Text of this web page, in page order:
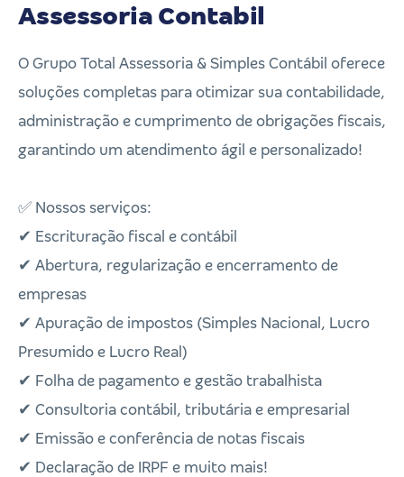
Assessoria Contabil
O Grupo Total Assessoria & Simples Contábil oferece
soluções completas para otimizar sua contabilidade,
administração e cumprimento de obrigações fiscais,
garantindo um atendimento ágil e personalizado!
✅ Nossos serviços:
✔ Escrituração fiscal e contábil
✔ Abertura, regularização e encerramento de
empresas
✔ Apuração de impostos (Simples Nacional, Lucro
Presumido e Lucro Real)
✔ Folha de pagamento e gestão trabalhista
✔ Consultoria contábil, tributária e empresarial
✔ Emissão e conferência de notas fiscais
✔ Declaração de IRPF e muito mais!